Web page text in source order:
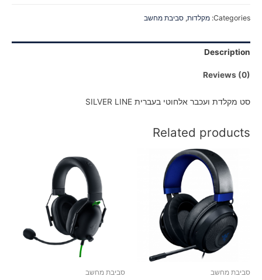
Categories: מקלדות, סביבת מחשב
Description
Reviews (0)
סט מקלדת ועכבר אלחוטי בעברית SILVER LINE
Related products
סביבת מחשב סביבת מחשב